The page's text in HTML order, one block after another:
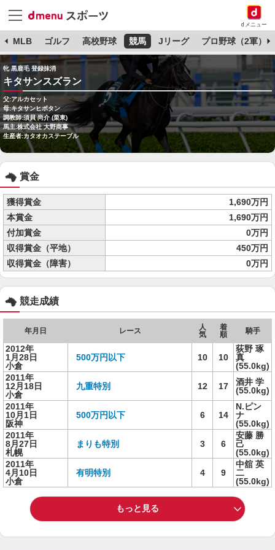
dメニュー
MLB ゴルフ 高校野球 競馬 Jリーグ プロ野球（2軍）
牝 黒鹿毛 登録抹消
キタサンスズラン
父:アルカセット
母:キタサンヒボタン
調教師:須貝 尚介 (栗東)
馬主:株式会社 大野商事
生産者:カタオカステーブル
賞金
獲得賞金
1,690万円
本賞金
1,690万円
付加賞金
0万円
収得賞金（平地）
450万円
収得賞金（障害）
0万円
競走成績
年月日 レース
人
気
着
順
騎手
2012年
1月28日
小倉
500万円以下 10 10
荻野 琢
真
(55.0kg)
2011年
12月18日
小倉
九重特別 12 17
酒井 学
(55.0kg)
2011年
10月1日
阪神
500万円以下 6 14
N.ピン
ナ
(55.0kg)
2011年
8月27日
札幌
まりも特別 3 6
安藤 勝
己
(55.0kg)
2011年
4月10日
小倉
有明特別 4 9
中舘 英
二
(55.0kg)
もっと見る